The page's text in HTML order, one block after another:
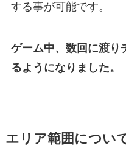
する事が可能です。
ゲーム中、数回に渡り
るようになりました。
エリア範囲につい